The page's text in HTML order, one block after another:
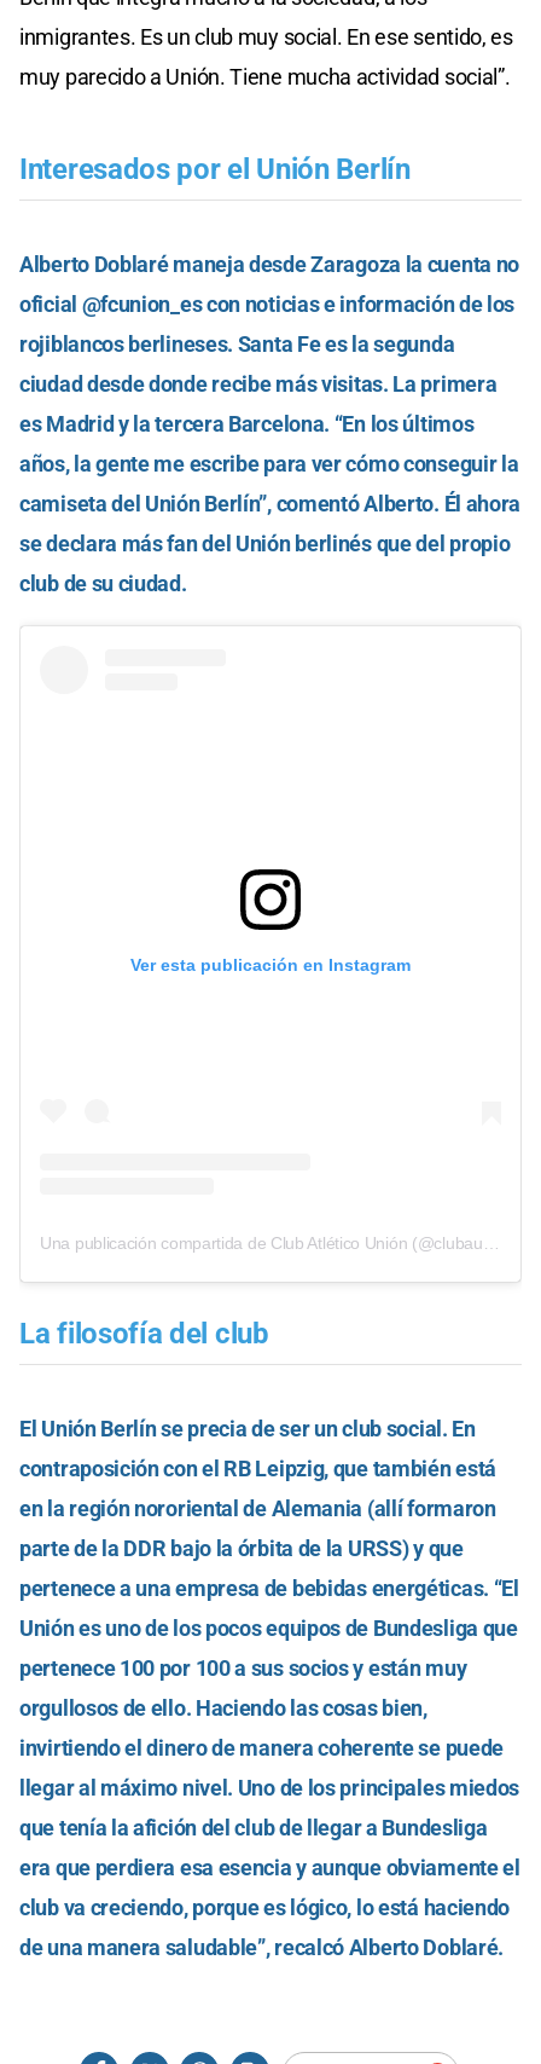
inmigrantes. Es un club muy social. En ese sentido, es
muy parecido a Unión. Tiene mucha actividad social”.
Interesados por el Unión Berlín
Alberto Doblaré maneja desde Zaragoza la cuenta no
oficial @fcunion_es con noticias e información de los
rojiblancos berlineses. Santa Fe es la segunda
ciudad desde donde recibe más visitas. La primera
es Madrid y la tercera Barcelona. “En los últimos
años, la gente me escribe para ver cómo conseguir la
camiseta del Unión Berlín”, comentó Alberto. Él ahora
se declara más fan del Unión berlinés que del propio
club de su ciudad.
Ver esta publicación en Instagram
La filosofía del club
El Unión Berlín se precia de ser un club social. En
contraposición con el RB Leipzig, que también está
en la región nororiental de Alemania (allí formaron
parte de la DDR bajo la órbita de la URSS) y que
pertenece a una empresa de bebidas energéticas. “El
Unión es uno de los pocos equipos de Bundesliga que
pertenece 100 por 100 a sus socios y están muy
orgullosos de ello. Haciendo las cosas bien,
invirtiendo el dinero de manera coherente se puede
llegar al máximo nivel. Uno de los principales miedos
que tenía la afición del club de llegar a Bundesliga
era que perdiera esa esencia y aunque obviamente el
club va creciendo, porque es lógico, lo está haciendo
de una manera saludable”, recalcó Alberto Doblaré.